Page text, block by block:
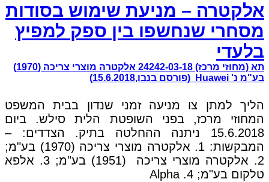
אלקטרה – מניעת שימוש בסודות
מסחרי שנחשפו בין ספק למפיץ
בלעדי
תא (מחוזי מרכז) 24242-03-18 אלקטרה מוצרי צריכה (1970)
בע"מ נ' Huawei (פורסם בנבו,15.6.2018)
הליך למתן צו מניעה זמני שנדון בבית המשפט
המחוזי מרכז, בפני השופטת הלית סילש. ביום
15.6.2018 ניתנה ההחלטה בתיק. הצדדים: –
המבקשות: 1. אלקטרה מוצרי צריכה (1970) בע"מ;
2. אלקטרה מוצרי צריכה (1951) בע"מ; 3. אלפא
טלקום בע"מ; 4. Alpha